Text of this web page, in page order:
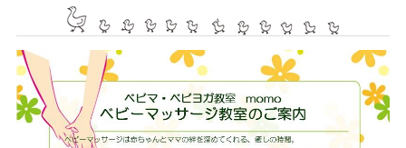
イベント・講座情報